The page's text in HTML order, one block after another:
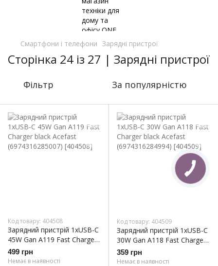
Смартфони і телефони Зарядні пристрої
Сторінка 24 із 27 | Зарядні пристрої
Фільтр За популярністю
Код товару: 404508
Зарядний пристрій 1xUSB-C
45W Gan A119 Fast Charger
black Acefast
(6974316285007)
499 грн
Немає в наявності
Код товару: 404509
Зарядний пристрій 1xUSB-C
30W Gan A118 Fast Charger
black Acefast
(6974316284994)
359 грн
Немає в наявності